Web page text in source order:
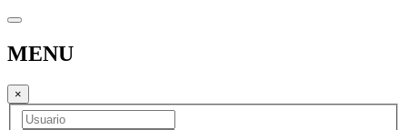
MENU
×